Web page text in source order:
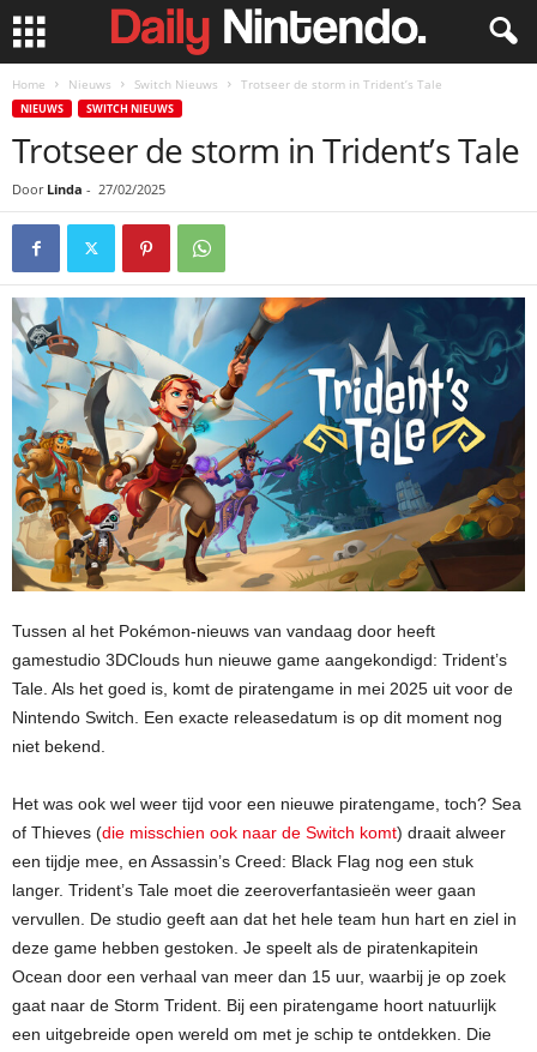
Home Nieuws Switch Nieuws Trotseer de storm in Trident’s Tale
NIEUWS SWITCH NIEUWS
Trotseer de storm in Trident’s Tale
Door Linda - 27/02/2025
Tussen al het Pokémon-nieuws van vandaag door heeft
gamestudio 3DClouds hun nieuwe game aangekondigd: Trident’s
Tale. Als het goed is, komt de piratengame in mei 2025 uit voor de
Nintendo Switch. Een exacte releasedatum is op dit moment nog
niet bekend.
Het was ook wel weer tijd voor een nieuwe piratengame, toch? Sea
of Thieves (die misschien ook naar de Switch komt) draait alweer
een tijdje mee, en Assassin’s Creed: Black Flag nog een stuk
langer. Trident’s Tale moet die zeeroverfantasieën weer gaan
vervullen. De studio geeft aan dat het hele team hun hart en ziel in
deze game hebben gestoken. Je speelt als de piratenkapitein
Ocean door een verhaal van meer dan 15 uur, waarbij je op zoek
gaat naar de Storm Trident. Bij een piratengame hoort natuurlijk
een uitgebreide open wereld om met je schip te ontdekken. Die